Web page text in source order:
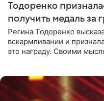
Тодоренко
получить медаль за
Регина Тодоренко
вскармливании и
это награду. Своими